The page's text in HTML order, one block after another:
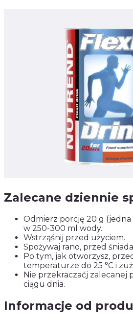
Zalecane dziennie
Odmierz porcję 20 g (jedna
w 250-300 ml wody.
Wstrząśnij przed użyciem.
Spożywaj rano, przed
Po tym, jak otworzysz,
temperaturze do 25 °C i
Nie przekraczaćj zalecanej
ciągu dnia.
Informacje od